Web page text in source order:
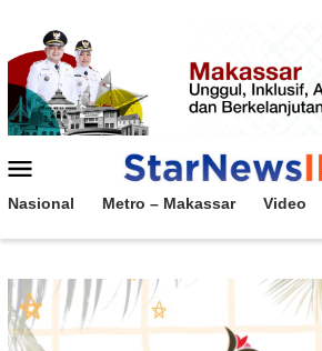
konten
Mobile
Nasional Metro – Makassar Video